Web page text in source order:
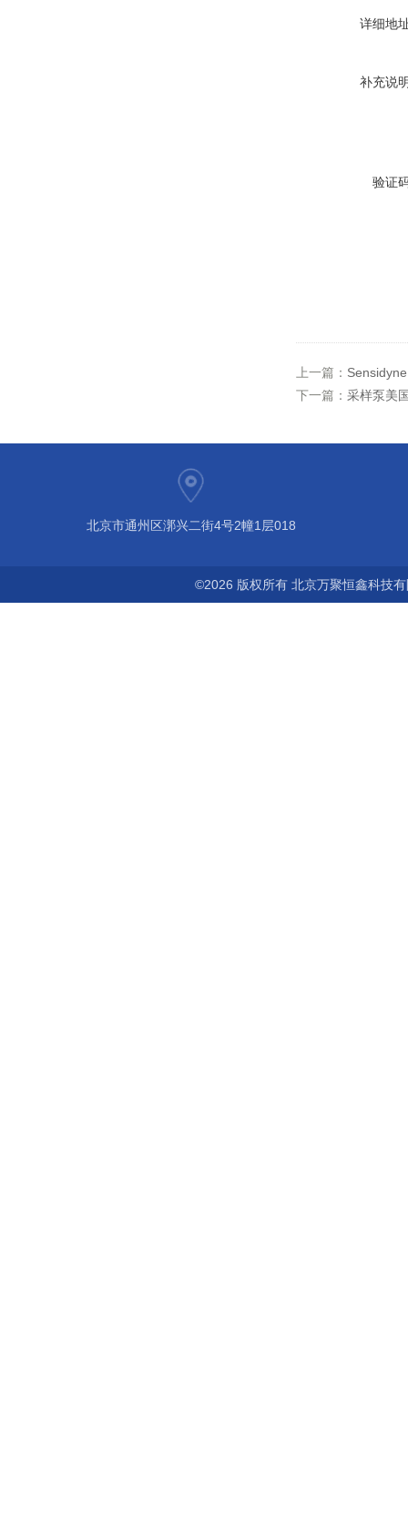
详细地
补充说
验证
上一篇：
下一篇： 采样泵美
北京市通州区漷兴二街4号2幢1层018
©2026 版权所有 北京万聚恒鑫科技